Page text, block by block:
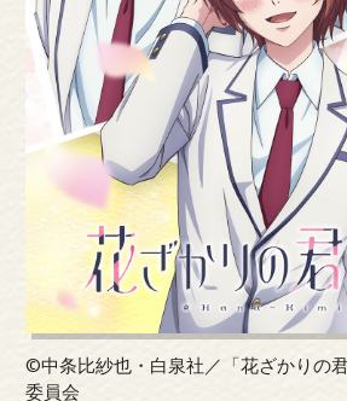
©中条比紗也・白泉社／「花ざかりの